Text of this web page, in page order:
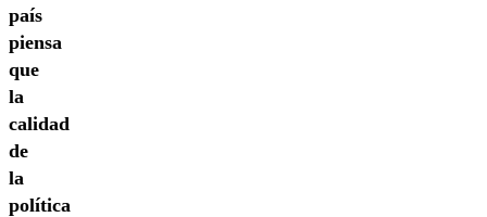
país
piensa
que
la
calidad
de
la
política